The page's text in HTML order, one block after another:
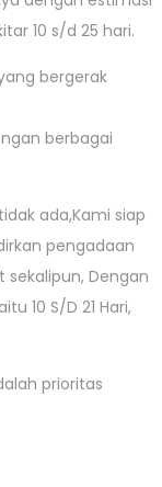
10 s/d 25 hari.
bergerak
berbagai
ada,Kami siap
pengadaan
Dengan
10 S/D 21 Hari,
prioritas